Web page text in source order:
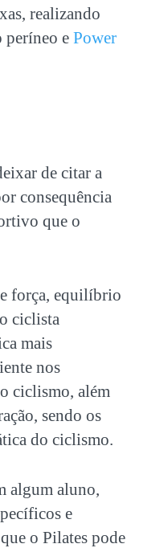
realizando
períneo e Power
de citar a
consequência
que o
força, equilíbrio
ciclista
mais
nos
ciclismo, além
sendo os
do ciclismo.
algum aluno,
e
o Pilates pode